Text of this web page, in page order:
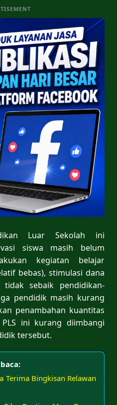
Luar Sekolah ini
siswa masih belum
kegiatan belajar
bebas), stimulasi dana
tidak sebaik pendidikan-
pendidik masih kurang
penambahan kuantitas
ini kurang diimbangi
tersebut.
Terima Bingkisan Relawan